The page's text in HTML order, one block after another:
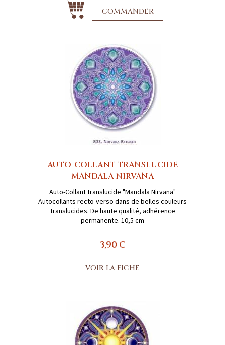
COMMANDER
AUTO-COLLANT TRANSLUCIDE
MANDALA NIRVANA
Auto-Collant translucide "Mandala Nirvana"
Autocollants recto-verso dans de belles couleurs
translucides. De haute qualité, adhérence
permanente. 10,5 cm
3,90 €
VOIR LA FICHE